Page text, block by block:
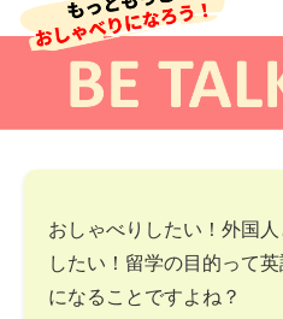
おしゃべりしたい！外国
したい！留学の目的って
になることですよね？